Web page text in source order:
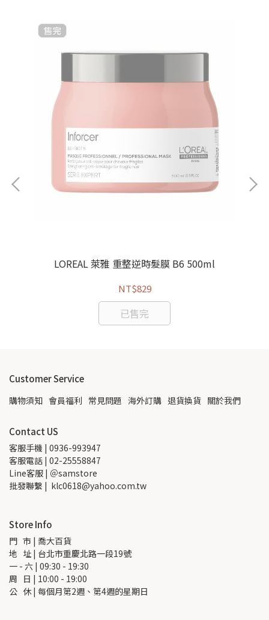
LOREAL 萊雅 重整逆時髮膜 B6 500ml
NT$829
已售完
Customer Service
購物須知 會員福利 常見問題 海外訂購 退貨換貨 關於我們
Contact US
客服手機 | 0936-993947
客服電話 | 02-25558847
Line客服 | ＠samstore
批發聯繫 |  klc0618@yahoo.com.tw
Store Info
門   市 | 喬大百貨
地   址 | 台北市重慶北路一段19號
一 - 六 | 09:30 - 19:30
周   日 | 10:00 - 19:00
公   休 | 每個月第2週、第4週的星期日